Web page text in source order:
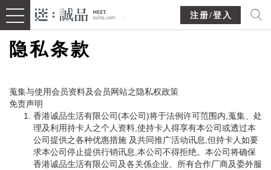
注册/登入
隐私条款
蒐集与使用会员资料及会员网站之隐私权政策
免责声明
香港诚品生活有限公司(本公司)将于法例许可范围内,蒐集、处
理及利用持卡人之个人资料,使持卡人得享有本公司或透过本
公司提供之各种优惠措施 及共同推广活动讯息,但持卡人如要
求本公司停止提供行销讯息,本公司不得拒绝。本公司将确保
香港诚品生活有限公司及各关係企业、所有合作厂商及委外服